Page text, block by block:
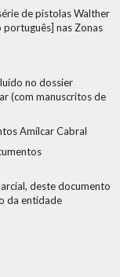
de pistolas Walther
nas Zonas
no dossier
(com manuscritos de
Amílcar Cabral
deste documento
da entidade